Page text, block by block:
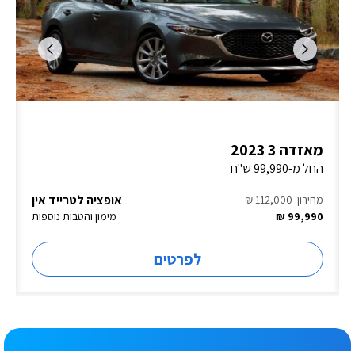
מאזדה 3 2023
החל מ-99,990 ש"ח
אופציה לטרייד אין
מחירון: 112,000 ₪
מימון והטבות נוספות
99,990 ₪
לפרטים